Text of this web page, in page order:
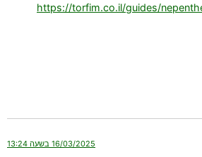
https://torfim.co.il/guides/
16/03/2025 בשעה 13:24